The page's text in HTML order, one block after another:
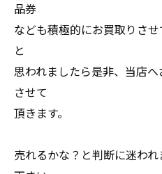
品券
なども積極的にお買取りさ
と
思われましたら是非、当店
させて
頂きます。
売れるかな？と判断に迷わ